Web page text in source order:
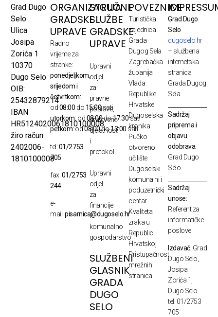
Grad Dugo
Selo
Ulica
Josipa
Zorića 1
10370
Dugo Selo
OIB:
25432879214
IBAN
HR5124020061810100008
žiro račun
2402006-
1810100008
ORGANIZACIJA
GRADSKE
UPRAVE
Radno
vrijeme za
stranke:
ponedjeljkom,
srijedom i
četvrtkom:
od08:00 do 15:00sati
utorkom: od08:00do17:30sati
petkom:od08:00do13:00 sati
tel:01/2753
705
fax:01/2753
244
e-
mail:pisarnica@dugoselo.hr
STRUČNE
SLUŽBE
GRADSKE
UPRAVE
Upravni
odjel
za
pravne
poslove,
društvene
djelatnosti
i
protokol
Upravni
odjel
za
financije
i
komunalno
gospodarstvo
SLUŽBENI
GLASNIK
GRADA
DUGO
SELO
POVEZNICE
Turistička
zajednica
Grada
Dugog Sela
Zagrebačka
županija
Vlada
Republike
Hrvatske
Dugoselska
kronika
Pučko
otvoreno
učilište
Dugoselski
komunalni i
poduzetnički
centar
Kvaliteta
zraka u
Republici
Hrvatskoj
Pristupačnost
mrežnih
stranica
Grad Dugo
Selo
dugoselo.hr
– službena
internetska
stranica
Grada Dugog
Sela
Sadržaj
priprema i
objavu
odobrava:
Grad Dugo
Selo
Sadržaj
unose:
Referent za
informatičke
poslove
Izdavač: Grad
Dugo Selo,
Josipa
Zorića 1,
Dugo Selo
tel: 01/2753
705